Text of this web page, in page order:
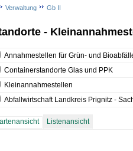
-
Verwaltung Gb II